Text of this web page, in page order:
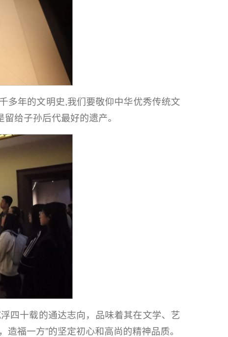
多年的文明史,我们要敬仰中华优秀传统文
给子孙后代最好的遗产。
四十载的通达志向，品味着其在文学、艺
造福一方”的坚定初心和高尚的精神品质。